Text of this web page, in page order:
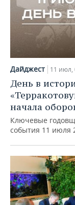
Дайджест 11 июл,
День в
начала
Ключевые
события 11 июля